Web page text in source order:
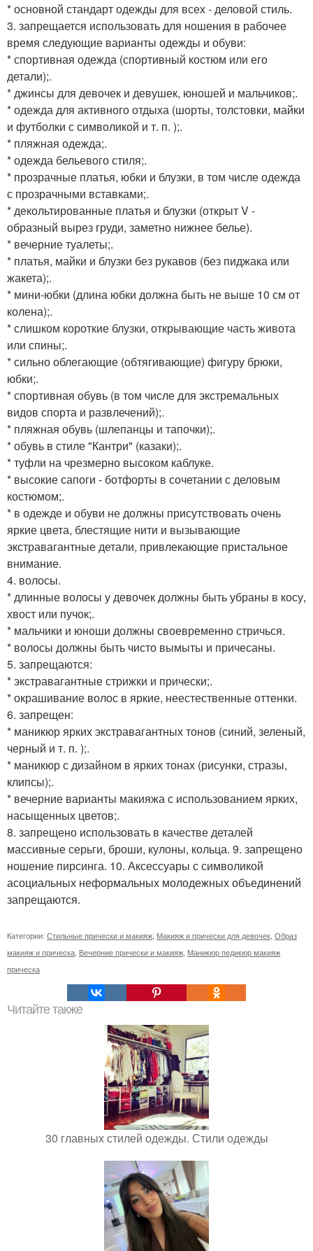
* основной стандарт одежды для всех - деловой стиль.
3. запрещается использовать для ношения в рабочее
время следующие варианты одежды и обуви:
* спортивная одежда (спортивный костюм или его
детали);.
* джинсы для девочек и девушек, юношей и мальчиков;.
* одежда для активного отдыха (шорты, толстовки, майки
и футболки с символикой и т. п. );.
* пляжная одежда;.
* одежда бельевого стиля;.
* прозрачные платья, юбки и блузки, в том числе одежда
с прозрачными вставками;.
* декольтированные платья и блузки (открыт V -
образный вырез груди, заметно нижнее белье).
* вечерние туалеты;.
* платья, майки и блузки без рукавов (без пиджака или
жакета);.
* мини-юбки (длина юбки должна быть не выше 10 см от
колена);.
* слишком короткие блузки, открывающие часть живота
или спины;.
* сильно облегающие (обтягивающие) фигуру брюки,
юбки;.
* спортивная обувь (в том числе для экстремальных
видов спорта и развлечений);.
* пляжная обувь (шлепанцы и тапочки);.
* обувь в стиле "Кантри" (казаки);.
* туфли на чрезмерно высоком каблуке.
* высокие сапоги - ботфорты в сочетании с деловым
костюмом;.
* в одежде и обуви не должны присутствовать очень
яркие цвета, блестящие нити и вызывающие
экстравагантные детали, привлекающие пристальное
внимание.
4. волосы.
* длинные волосы у девочек должны быть убраны в косу,
хвост или пучок;.
* мальчики и юноши должны своевременно стричься.
* волосы должны быть чисто вымыты и причесаны.
5. запрещаются:
* экстравагантные стрижки и прически;.
* окрашивание волос в яркие, неестественные оттенки.
6. запрещен:
* маникюр ярких экстравагантных тонов (синий, зеленый,
черный и т. п. );.
* маникюр с дизайном в ярких тонах (рисунки, стразы,
клипсы);.
* вечерние варианты макияжа с использованием ярких,
насыщенных цветов;.
8. запрещено использовать в качестве деталей
массивные серьги, броши, кулоны, кольца. 9. запрещено
ношение пирсинга. 10. Аксессуары с символикой
асоциальных неформальных молодежных объединений
запрещаются.
Категории: Стильные прически и макияж Макияж и прически для девочек Образ
макияж и прическа Вечерние прически и макияж Маникюр педикюр макияж
прическа
Читайте также
30 главных стилей одежды. Стили одежды